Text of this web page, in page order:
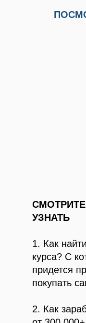
УЗНАТЬ
1. Как
курса? С
придется
покупать
2. Как